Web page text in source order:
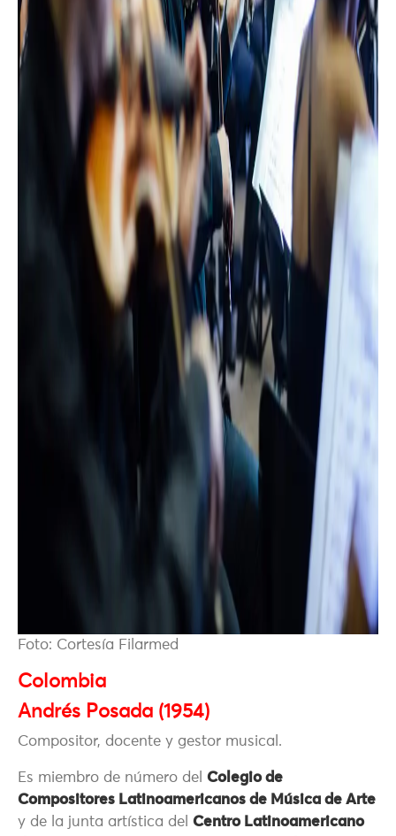
Foto: Cortesía Filarmed
Colombia
Andrés Posada (1954)
Compositor, docente y gestor musical.
Es miembro de número del Colegio de
Compositores Latinoamericanos de Música de Arte
y de la junta artística del Centro Latinoamericano